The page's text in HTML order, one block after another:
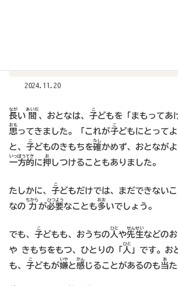
2024.11.20
長
なが
い 間
あいだ
、おとなは、 子
こ
どもを「まもってあ
思
おも
ってきました。「これが子
こ
どもにとって
と、 子
こ
どものきもちを確
たし
かめず、おとなが
一方的
いっぽうてき
に押
お
しつけることもありました。
たしかに、 子
こ
どもだけでは、まだできない
なの 力
ちから
が必要
ひつよう
なことも多
おお
いでしょう。
でも、 子
こ
どもも、おうちの 人
ひと
や先生
せんせい
などの
や きもちをもつ、ひとりの「 人
ひと
」です。お
も、 子
こ
どもが嫌
いや
と感
かん
じることがあるのも当
あ